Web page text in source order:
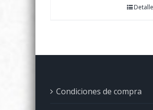
Condiciones de compra